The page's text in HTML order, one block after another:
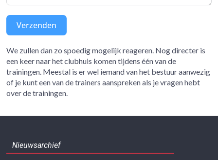
Verzenden
We zullen dan zo spoedig mogelijk reageren. Nog directer is
een keer naar het clubhuis komen tijdens één van de
trainingen. Meestal is er wel iemand van het bestuur aanwezig
of je kunt een van de trainers aanspreken als je vragen hebt
over de trainingen.
Nieuwsarchief